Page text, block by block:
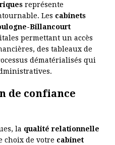
représente
Les cabinets
Billancourt
permettant un accès
des tableaux de
dématérialisés qui
de confiance
la qualité relationnelle
choix de votre cabinet